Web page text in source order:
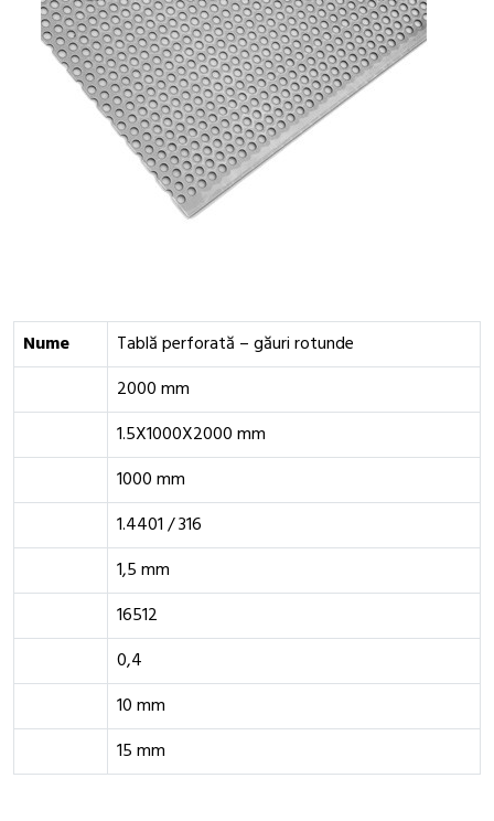
Nume
Tablă perforată – găuri rotunde
2000 mm
1.5X1000X2000 mm
1000 mm
1.4401 / 316
1,5 mm
16512
0,4
10 mm
15 mm